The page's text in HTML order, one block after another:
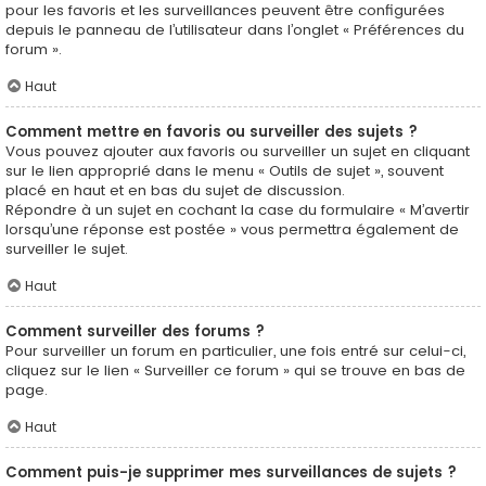
pour les favoris et les surveillances peuvent être configurées
depuis le panneau de l’utilisateur dans l’onglet « Préférences du
forum ».
Haut
Comment mettre en favoris ou surveiller des sujets ?
Vous pouvez ajouter aux favoris ou surveiller un sujet en cliquant
sur le lien approprié dans le menu « Outils de sujet », souvent
placé en haut et en bas du sujet de discussion.
Répondre à un sujet en cochant la case du formulaire « M’avertir
lorsqu’une réponse est postée » vous permettra également de
surveiller le sujet.
Haut
Comment surveiller des forums ?
Pour surveiller un forum en particulier, une fois entré sur celui-ci,
cliquez sur le lien « Surveiller ce forum » qui se trouve en bas de
page.
Haut
Comment puis-je supprimer mes surveillances de sujets ?